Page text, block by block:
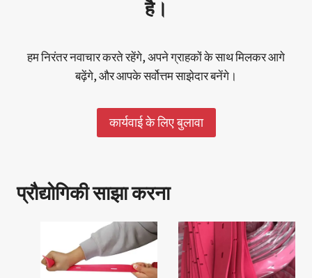
है।
हम निरंतर नवाचार करते रहेंगे, अपने ग्राहकों के साथ मिलकर आगे
बढ़ेंगे, और आपके सर्वोत्तम साझेदार बनेंगे।
कार्यवाई के लिए बुलावा
प्रौद्योगिकी साझा करना